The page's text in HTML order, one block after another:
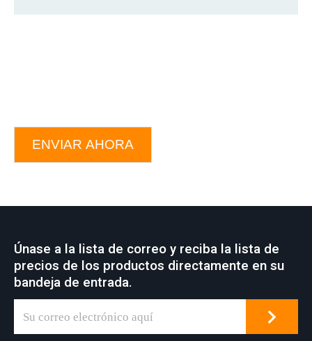
ENVIAR AHORA
Únase a la lista de correo y reciba la lista de
precios de los productos directamente en su
bandeja de entrada.